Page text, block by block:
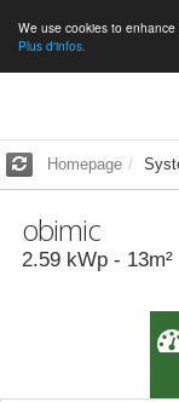
We use cookies to
Plus d'infos.
Homepage
obimic
2.59 kWp - 13m²